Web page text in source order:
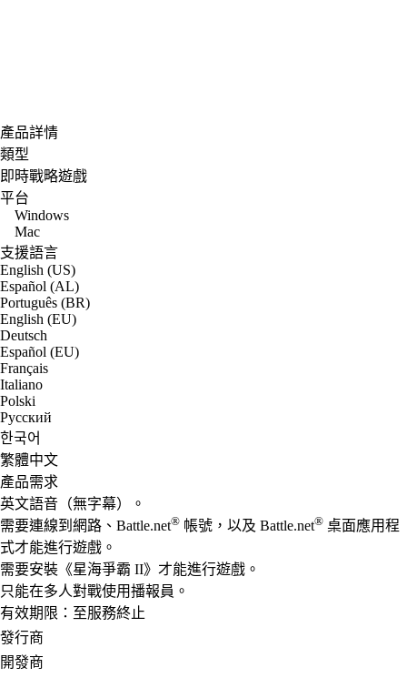
產品詳情
類型
即時戰略遊戲
平台
Windows
Mac
支援語言
English (US)
Español (AL)
Português (BR)
English (EU)
Deutsch
Español (EU)
Français
Italiano
Polski
Русский
한국어
繁體中文
產品需求
英文語音（無字幕）。
需要連線到網路、Battle.net® 帳號，以及 Battle.net® 桌面應用程
式才能進行遊戲。
需要安裝《星海爭霸 II》才能進行遊戲。
只能在多人對戰使用播報員。
有效期限：至服務終止
發行商
開發商